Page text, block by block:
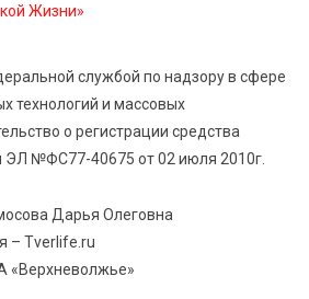
Жизни»
службой по надзору в сфере
технологий и массовых
о регистрации средства
№ФС77-40675 от 02 июля 2010г.
Дарья Олеговна
– Tverlife.ru
«Верхневолжье»